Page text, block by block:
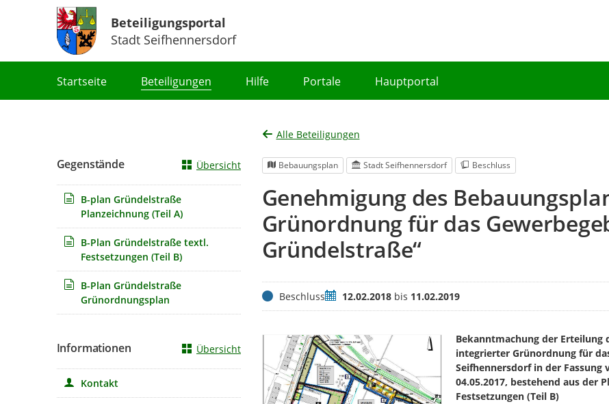
Beteiligungsportal
Stadt Seifhennersdorf
Startseite Beteiligungen Hilfe Portale Hauptportal
Alle Beteiligungen
Bebauungsplan Stadt Seifhennersdorf Beschluss
Genehmigung des
Grünordnung für das
Gründelstraße“
StatusBeschlussZeitraum
12.02.2018bis 11.02.2019
Bekanntmachung der Erteilung
integrierter Grünordnung für
Seifhennersdorf in der
04.05.2017, bestehend aus der
Festsetzungen (Teil B)
Gegenstände Übersicht
B-plan Gründelstraße
Planzeichnung (Teil A)
B-Plan Gründelstraße textl.
Festsetzungen (Teil B)
B-Plan Gründelstraße
Grünordnungsplan
Informationen Übersicht
Kontakt